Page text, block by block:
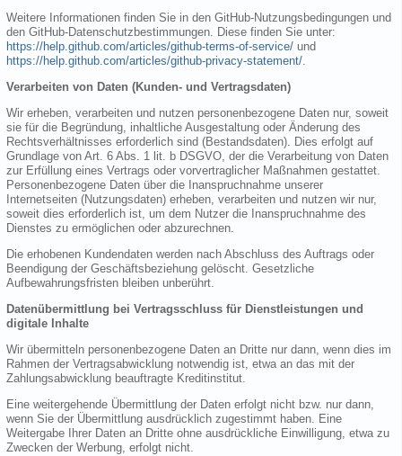
Weitere Informationen finden Sie in den GitHub-Nutzungsbedingungen und
den GitHub-Datenschutzbestimmungen. Diese finden Sie unter:
https://help.github.com/articles/github-terms-of-service/ und
https://help.github.com/articles/github-privacy-statement/.
Verarbeiten von Daten (Kunden- und Vertragsdaten)
Wir erheben, verarbeiten und nutzen personenbezogene Daten nur, soweit
sie für die Begründung, inhaltliche Ausgestaltung oder Änderung des
Rechtsverhältnisses erforderlich sind (Bestandsdaten). Dies erfolgt auf
Grundlage von Art. 6 Abs. 1 lit. b DSGVO, der die Verarbeitung von Daten
zur Erfüllung eines Vertrags oder vorvertraglicher Maßnahmen gestattet.
Personenbezogene Daten über die Inanspruchnahme unserer
Internetseiten (Nutzungsdaten) erheben, verarbeiten und nutzen wir nur,
soweit dies erforderlich ist, um dem Nutzer die Inanspruchnahme des
Dienstes zu ermöglichen oder abzurechnen.
Die erhobenen Kundendaten werden nach Abschluss des Auftrags oder
Beendigung der Geschäftsbeziehung gelöscht. Gesetzliche
Aufbewahrungsfristen bleiben unberührt.
Datenübermittlung bei Vertragsschluss für Dienstleistungen und
digitale Inhalte
Wir übermitteln personenbezogene Daten an Dritte nur dann, wenn dies im
Rahmen der Vertragsabwicklung notwendig ist, etwa an das mit der
Zahlungsabwicklung beauftragte Kreditinstitut.
Eine weitergehende Übermittlung der Daten erfolgt nicht bzw. nur dann,
wenn Sie der Übermittlung ausdrücklich zugestimmt haben. Eine
Weitergabe Ihrer Daten an Dritte ohne ausdrückliche Einwilligung, etwa zu
Zwecken der Werbung, erfolgt nicht.